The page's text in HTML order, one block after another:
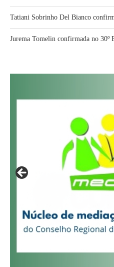
Tatiani Sobrinho Del Bianco
Jurema Tomelin confirmada no 30º